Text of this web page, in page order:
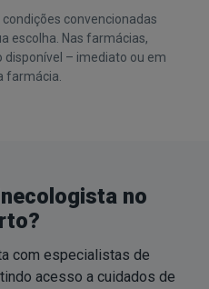
convencionadas
escolha. Nas farmácias,
– imediato ou em
farmácia.
no
com especialistas de
acesso a cuidados de